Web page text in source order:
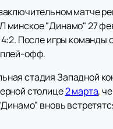
матче
минское "Динамо" 27
После игры команды
офф.
стадия Западной
столице2 марта,
вновь